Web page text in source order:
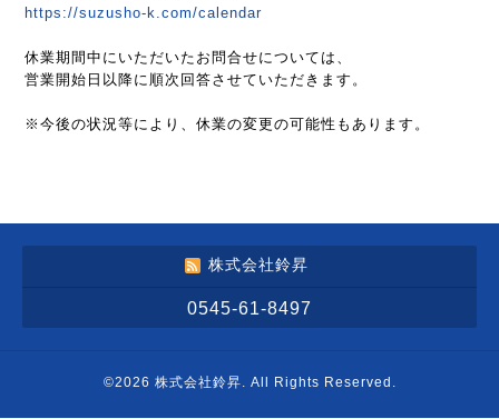
https://suzusho-k.com/calendar
休業期間中にいただいたお問合せについては、
営業開始日以降に順次回答させていただきます。
※今後の状況等により、休業の変更の可能性もあります。
株式会社鈴昇
0545-61-8497
©2026 株式会社鈴昇. All Rights Reserved.